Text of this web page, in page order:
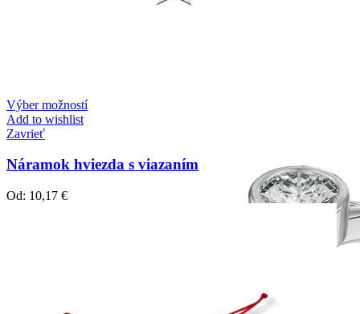
Výber možností
Add to wishlist
Zavrieť
Náramok hviezda s viazaním
Od: 10,17 €